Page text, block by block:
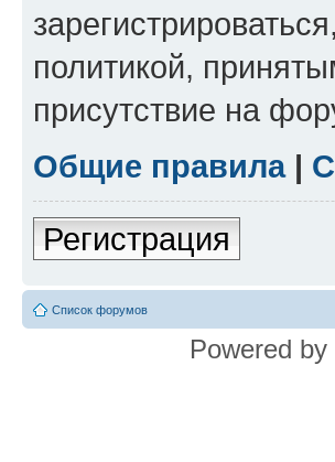
политикой,
присутствие на
Общие правила|
Регистрация
Список форумов
Powered by